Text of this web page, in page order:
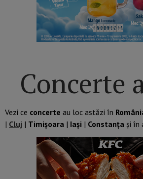
Concerte
Vezi ce concerte au loc astăzi în
| Cluj | Timișoara | Iași | Constanța și în